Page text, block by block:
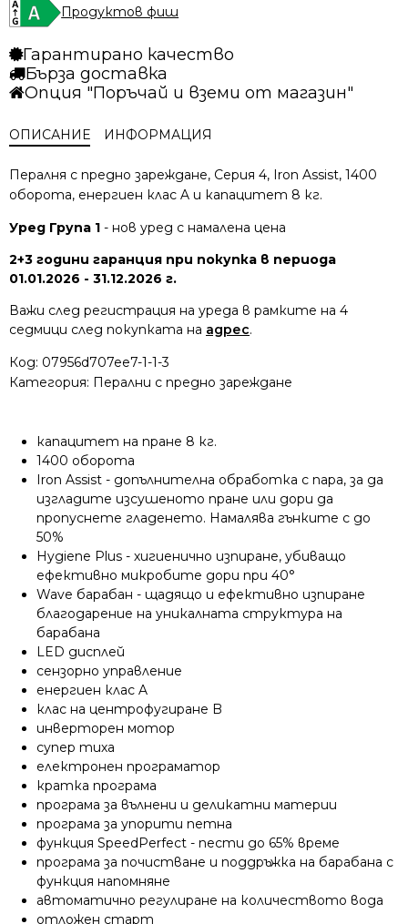
Продуктов фиш
Гарантирано качество
Бърза доставка
Опция "Поръчай и вземи от магазин"
ОПИСАНИЕ ИНФОРМАЦИЯ
Пералня с предно зареждане, Серия 4, Iron Assist, 1400
оборота, енергиен клас A и капацитет 8 кг.
Уред Група 1 - нов уред с намалена цена
2+3 години гаранция при покупка в периода
01.01.2026 - 31.12.2026 г.
Важи след регистрация на уреда в рамките на 4
седмици след покупката на адрес.
Код: 07956d707ee7-1-1-3
Категория: Перални с предно зареждане
капацитет на пране 8 кг.
1400 оборота
Iron Assist - допълнителна обработка с пара, за да
изгладите изсушеното пране или дори да
пропуснете гладенето. Намалява гънките с до
50%
Hygiene Plus - хигиенично изпиране, убиващо
ефективно микробите дори при 40°
Wave барабан - щадящо и ефективно изпиране
благодарение на уникалната структура на
барабана
LED дисплей
сензорно управление
енергиен клас A
клас на центрофугиране B
инверторен мотор
супер тиха
електронен програматор
кратка програма
програма за вълнени и деликатни материи
програма за упорити петна
функция SpeedPerfect - пести до 65% време
програма за почистване и поддръжка на барабана с
функция напомняне
автоматично регулиране на количеството вода
отложен старт